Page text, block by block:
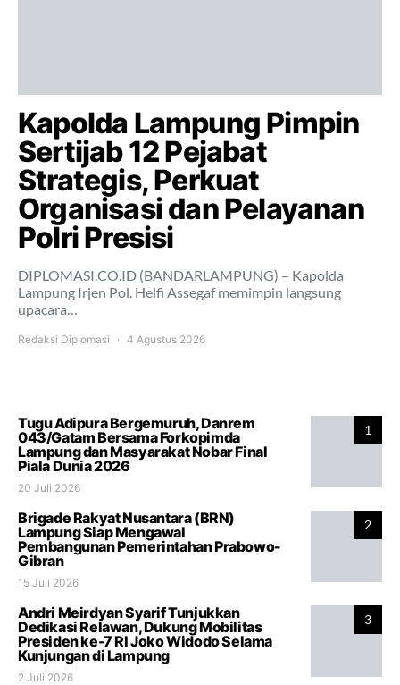
Kapolda Lampung Pimpin
Sertijab 12 Pejabat
Strategis, Perkuat
Organisasi dan Pelayanan
Polri Presisi
DIPLOMASI.CO.ID (BANDARLAMPUNG) – Kapolda
Lampung Irjen Pol. Helfi Assegaf memimpin langsung
upacara…
Redaksi Diplomasi 4 Agustus 2026
1
Tugu Adipura Bergemuruh, Danrem
043/Gatam Bersama Forkopimda
Lampung dan Masyarakat Nobar Final
Piala Dunia 2026
20 Juli 2026
2
Brigade Rakyat Nusantara (BRN)
Lampung Siap Mengawal
Pembangunan Pemerintahan Prabowo-
Gibran
15 Juli 2026
3
Andri Meirdyan Syarif Tunjukkan
Dedikasi Relawan, Dukung Mobilitas
Presiden ke-7 RI Joko Widodo Selama
Kunjungan di Lampung
2 Juli 2026